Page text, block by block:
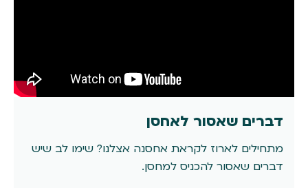
דברים שאסור לאחסן
מתחילים לארוז לקראת אחסנה אצלנו? שימו לב שיש
דברים שאסור להכניס למחסן.